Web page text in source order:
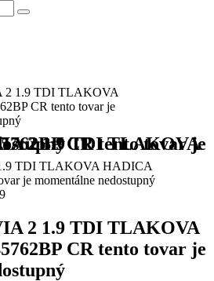
2 1.9 TDI TLAKOVA
CR tento tovar je
tovar je momentálne nedostupný
2 1.9 TDI TLAKOVA
CR tento tovar je